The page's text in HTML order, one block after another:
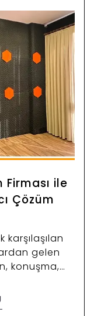
Firması ile
Çözüm
gelen
konuşma,
edici hale